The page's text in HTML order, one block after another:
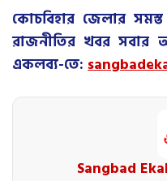
কোচবিহার জেলার
রাজনীতির খবর সবার
একলব্য-তে:
Sangbad